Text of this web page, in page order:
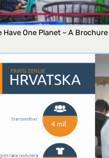
Have One Planet – A